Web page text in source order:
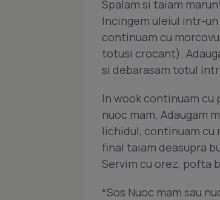
Spalam si taiam
Incingem uleiul intr-
continuam cu
totusi crocant).
si debarasam totul
In wook continuam cu
nuoc mam. Adaugam
lichidul, continuam cu
final taiam deasupra
Servim cu orez, pofta
*Sos Nuoc mam sau